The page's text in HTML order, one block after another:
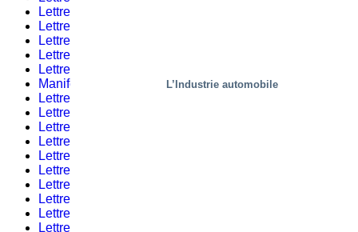
L’Industrie automobile
Lettre d’informations #11 – 2021
Lettre d’informations #3 – 2023
Lettre d’informations #7
Lettre d’informations #1 – 2020
Lettre d’informations #4 – 2023
Manifestations et événements(1)
Lettre d’informations #2 – 2020
Lettre d’informations #1 – 2022
Lettre d’informations #6 – 2023
Lettre d’informations #8
Lettre d’informations #3 – 2022
Lettre d’informations #1 – 2019
Lettre d’informations #4 – 2020
Lettre d’informations #5 – 2022
Lettre d’informations #9 – 2023
Lettre d’informations #2